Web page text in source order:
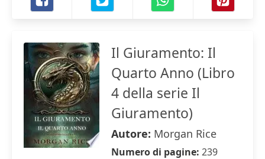
Il Giuramento: Il
Quarto Anno (Libro
4 della serie Il
Giuramento)
Autore: Morgan Rice
Numero di pagine: 239